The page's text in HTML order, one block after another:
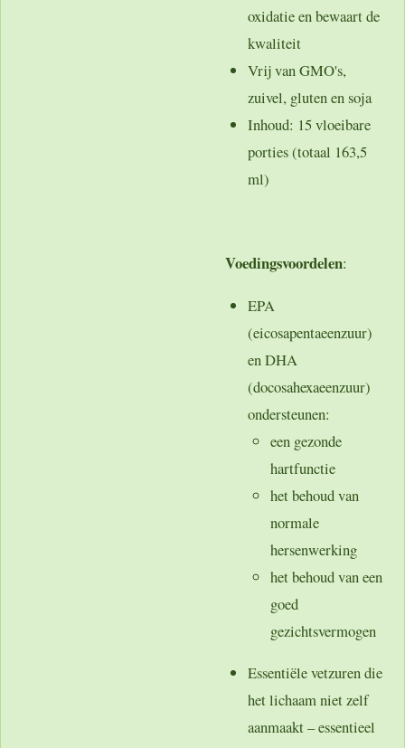
oxidatie en bewaart de
kwaliteit
Vrij vanGMO's,
zuivel, gluten en soja
Inhoud: 15 vloeibare
porties (totaal 163,5
ml)
Voedingsvoordelen:
EPA
(eicosapentaeenzuur)
enDHA
(docosahexaeenzuur)
ondersteunen:
een gezonde
hartfunctie
het behoud van
normale
hersenwerking
het behoud vaneen
goed
gezichtsvermogen
Essentiële vetzuren die
het lichaamniet zelf
aanmaakt– essentieel